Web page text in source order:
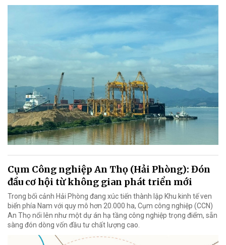
Cụm Công nghiệp An Thọ (Hải Phòng): Đón
đầu cơ hội từ không gian phát triển mới
Trong bối cảnh Hải Phòng đang xúc tiến thành lập Khu kinh tế ven
biển phía Nam với quy mô hơn 20.000 ha, Cụm công nghiệp (CCN)
An Thọ nổi lên như một dự án hạ tầng công nghiệp trọng điểm, sẵn
sàng đón dòng vốn đầu tư chất lượng cao.